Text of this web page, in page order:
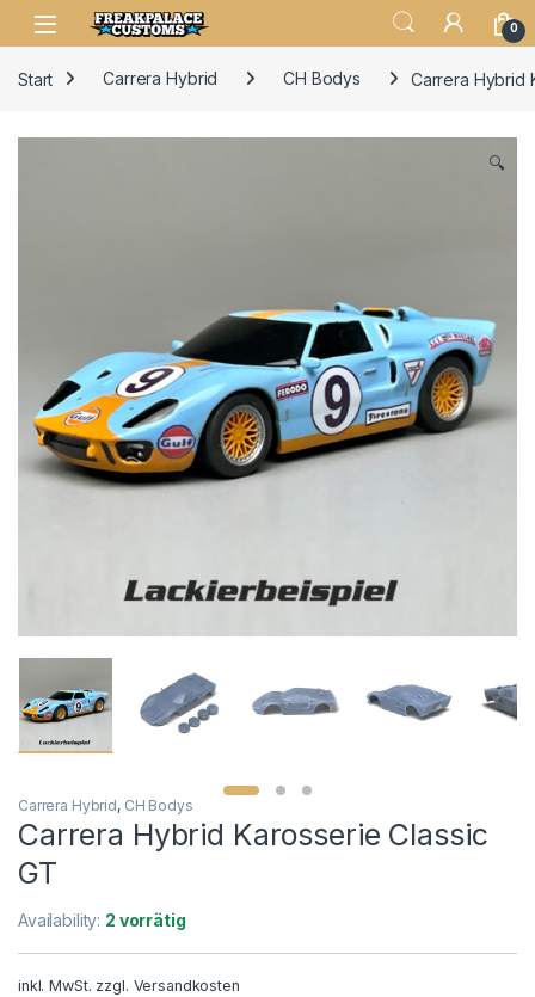
0
Start Carrera Hybrid CH Bodys Carrera Hybrid
🔍
Carrera Hybrid, CH Bodys
Carrera Hybrid Karosserie Classic
GT
Availability: 2 vorrätig
inkl. MwSt. zzgl. Versandkosten